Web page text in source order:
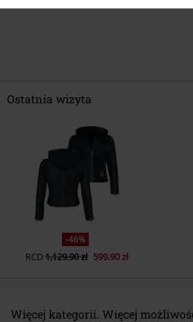
Ostatnia wizyta
-46%
RCD1,129.90 zł 599.90 zł
Więcej kategorii. Więcej